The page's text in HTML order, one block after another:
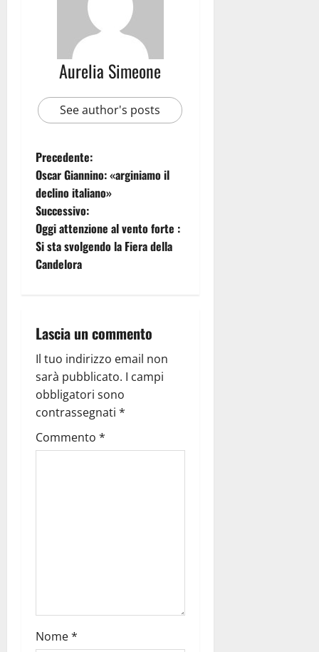
Aurelia Simeone
See author's posts
Precedente:
Oscar Giannino: «arginiamo il
declino italiano»
Successivo:
Oggi attenzione al vento forte :
Si sta svolgendo la Fiera della
Candelora
Lascia un commento
Il tuo indirizzo email non
sarà pubblicato. I campi
obbligatori sono
contrassegnati *
Commento *
Nome*